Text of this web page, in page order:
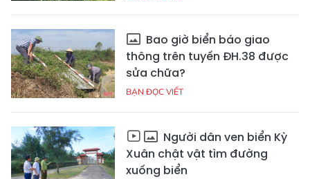
Bao giờ biển báo giao
thông trên tuyến ĐH.38 được
sửa chữa?
BẠN ĐỌC VIẾT
Người dân ven biển Kỳ
Xuân chật vật tìm đường
xuống biển